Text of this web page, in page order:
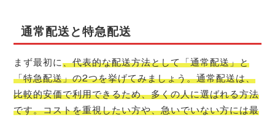
通常配送と特急配送
まず最初に、代表的な配送方法として「通常配送」と
「特急配送」の2つを挙げてみましょう。通常配送は、
比較的安価で利用できるため、多くの人に選ばれる方法
です。コストを重視したい方や、急いでいない方には最